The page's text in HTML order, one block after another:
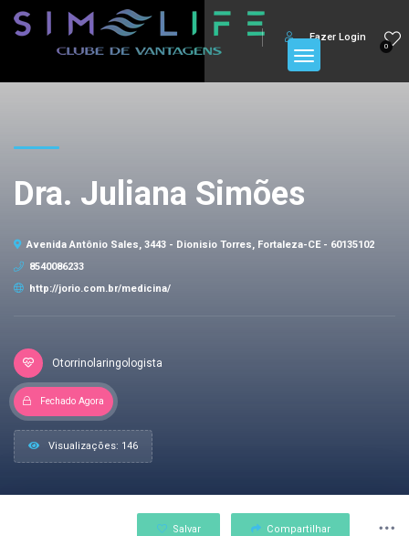
0
Fazer Login
Dra. Juliana Simões
Avenida Antônio Sales, 3443 - Dionisio Torres, Fortaleza-CE - 60135102
8540086233
http://jorio.com.br/medicina/
Otorrinolaringologista
Fechado Agora
Visualizações: 146
Salvar Compartilhar